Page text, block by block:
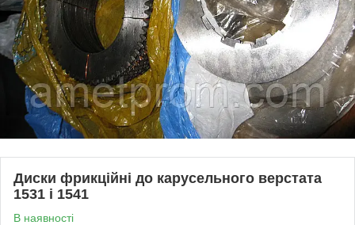
Диски фрикційні до карусельного верстата
1531 і 1541
В наявності